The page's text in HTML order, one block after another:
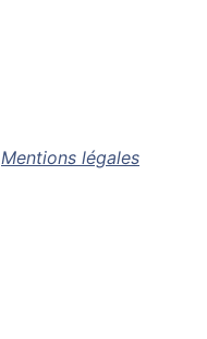
Mentions légales